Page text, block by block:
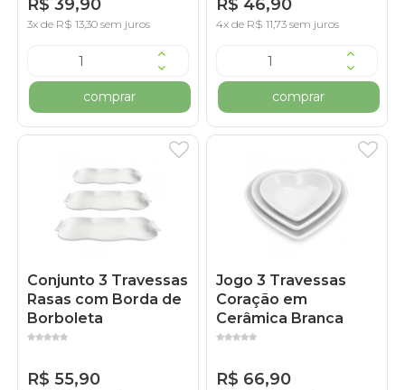
R$ 39,90
3x de R$ 13,30 sem juros
comprar
R$ 46,90
4x de R$ 11,73 sem juros
comprar
Conjunto 3 Travessas
Rasas com Borda de
Borboleta
R$ 55,90
Jogo 3 Travessas
Coração em
Cerâmica Branca
R$ 66,90